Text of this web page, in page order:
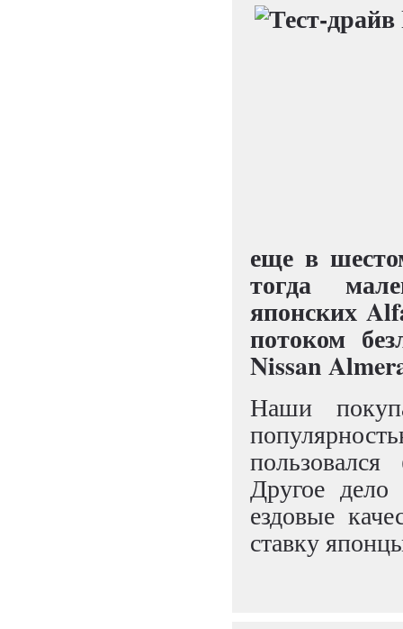
еще в
тогда
японских
потоком
Nissan
Наши
Другое дело
ездовые
ставку